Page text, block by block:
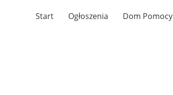
Start Ogłoszenia Dom Pomocy